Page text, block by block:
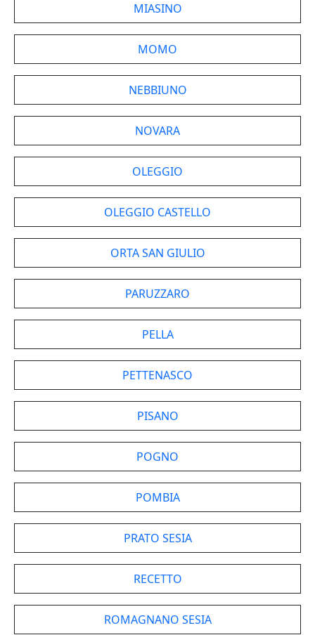
MIASINO
MOMO
NEBBIUNO
NOVARA
OLEGGIO
OLEGGIO CASTELLO
ORTA SAN GIULIO
PARUZZARO
PELLA
PETTENASCO
PISANO
POGNO
POMBIA
PRATO SESIA
RECETTO
ROMAGNANO SESIA